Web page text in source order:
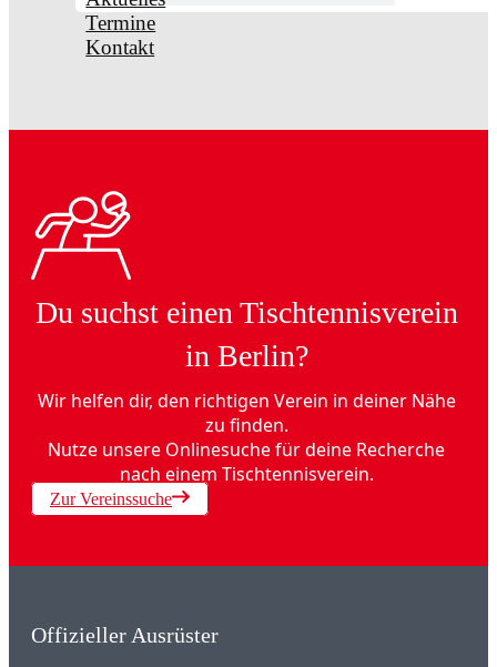
Termine
Kontakt
Du suchst einen Tischtennisverein
in Berlin?
Wir helfen dir, den richtigen Verein in deiner Nähe
zu finden.
Nutze unsere Onlinesuche für deine Recherche
nach einem Tischtennisverein.
Zur Vereinssuche
Offizieller Ausrüster